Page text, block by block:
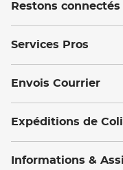
Restons connectés
Services Pros
Envois Courrier
Expéditions de
Informations &